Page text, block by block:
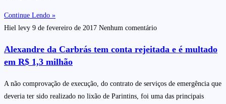
Continue Lendo »
Hiel levy 9 de fevereiro de 2017 Nenhum comentário
Alexandre da Carbrás tem conta rejeitada e é multado
em R$ 1,3 milhão
A não comprovação de execução, do contrato de serviços de emergência que
deveria ter sido realizado no lixão de Parintins, foi uma das principais